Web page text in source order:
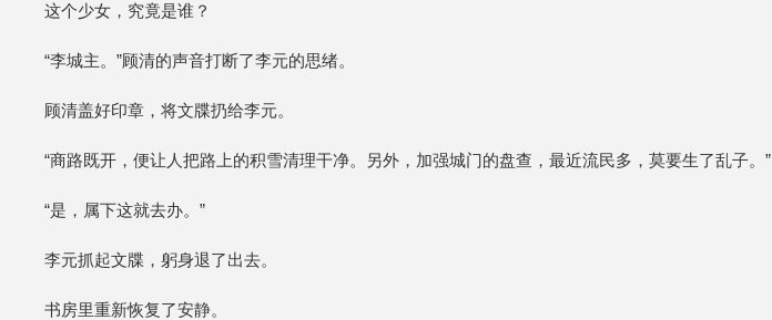
这个少女，究竟是谁？
“李城主。”顾清的声音打断了李元的思绪。
顾清盖好印章，将文牒扔给李元。
“商路既开，便让人把路上的积雪清理干净。另外，加强城门的盘查，最近流民多，莫要生了乱子。”
“是，属下这就去办。”
李元抓起文牒，躬身退了出去。
书房里重新恢复了安静。